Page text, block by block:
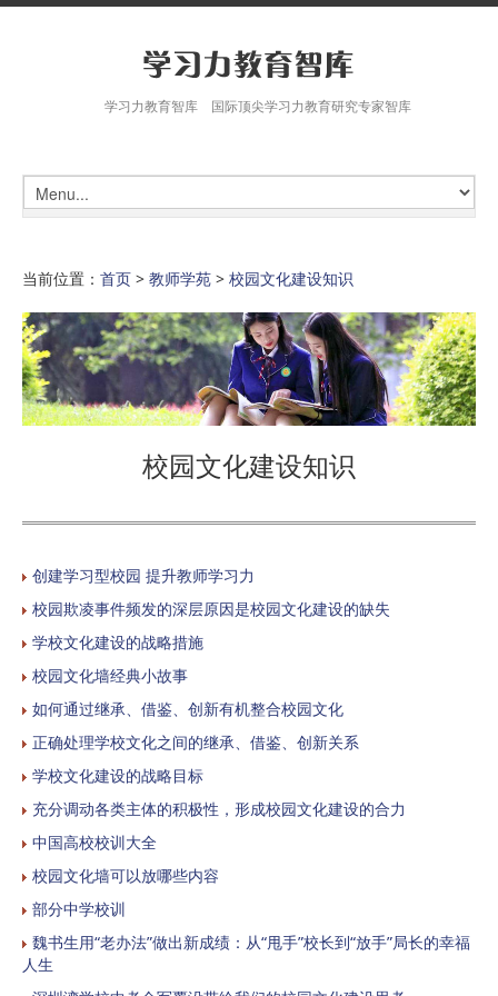
学习力教育智库 国际顶尖学习力教育研究专家智库
当前位置： 首页 > 教师学苑 > 校园文化建设知识
校园文化建设知识
创建学习型校园 提升教师学习力
校园欺凌事件频发的深层原因是校园文化建设的缺失
学校文化建设的战略措施
校园文化墙经典小故事
如何通过继承、借鉴、创新有机整合校园文化
正确处理学校文化之间的继承、借鉴、创新关系
学校文化建设的战略目标
充分调动各类主体的积极性，形成校园文化建设的合力
中国高校校训大全
校园文化墙可以放哪些内容
部分中学校训
魏书生用“老办法”做出新成绩：从“甩手”校长到“放手”局长的幸福
人生